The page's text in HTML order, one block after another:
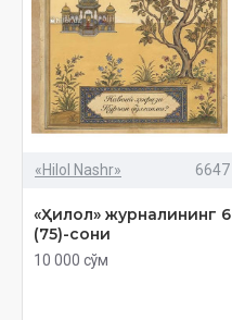
«Hilol Nashr» 6647
«Ҳилол» журналининг 6
(75)-сони
10 000 сўм